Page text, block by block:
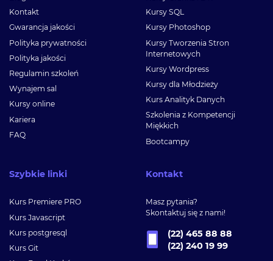
Kontakt
Gwarancja jakości
Polityka prywatności
Polityka jakości
Regulamin szkoleń
Wynajem sal
Kursy online
Kariera
FAQ
Kursy SQL
Kursy Photoshop
Kursy Tworzenia Stron
Internetowych
Kursy Wordpress
Kursy dla Młodzieży
Kurs Analityk Danych
Szkolenia z Kompetencji
Miękkich
Bootcampy
Szybkie linki
Kurs Premiere PRO
Kurs Javascript
Kurs postgresql
Kurs Git
Kontakt
Masz pytania?
Skontaktuj się z nami!
(22) 465 88 88
(22) 240 19 99